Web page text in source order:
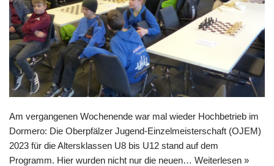
Am vergangenen Wochenende war mal wieder Hochbetrieb im
Dormero: Die Oberpfälzer Jugend-Einzelmeisterschaft (OJEM)
2023 für die Altersklassen U8 bis U12 stand auf dem
Programm. Hier wurden nicht nur die neuen… Weiterlesen »